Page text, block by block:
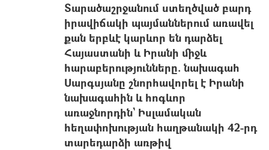
Տարածաշրջանում ստեղծված բարդ
իրավիճակի պայմաններում առավել
քան երբևէ կարևոր են դարձել
Հայաստանի և Իրանի միջև
հարաբերությունները. նախագահ
Սարգսյանը շնորհավորել է Իրանի
նախագահին և հոգևոր
առաջնորդին` Իսլամական
հեղափոխության հաղթանակի 42-րդ
տարեդարձի առթիվ